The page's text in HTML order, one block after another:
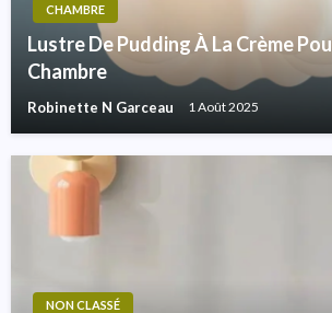
CHAMBRE
Lustre De Pudding À La Crème
Chambre
Robinette N Garceau 1 Août 2025
NON CLASSÉ